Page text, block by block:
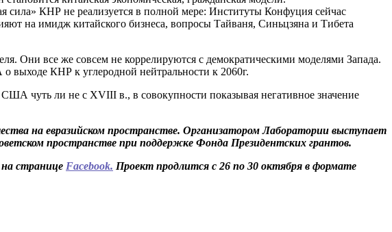
сила» КНР не реализуется в полной мере: Институты Конфуция сейчас
на имидж китайского бизнеса, вопросы Тайваня, Синьцзяна и Тибета
Они все же совсем не коррелируются с демократическими моделями Запада.
выходе КНР к углеродной нейтральности к 2060г.
чуть ли не с XVIII в., в совокупности показывая негативное значение
на евразийском пространстве. Организатором Лаборатории выступает
пространстве при поддержке Фонда Президентских грантов.
странице Facebook. Проект продлится с 26 по 30 октября в формате